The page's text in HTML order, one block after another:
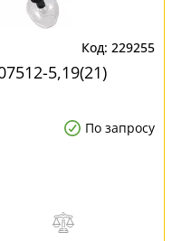
229255
5,19(21)
По запросу